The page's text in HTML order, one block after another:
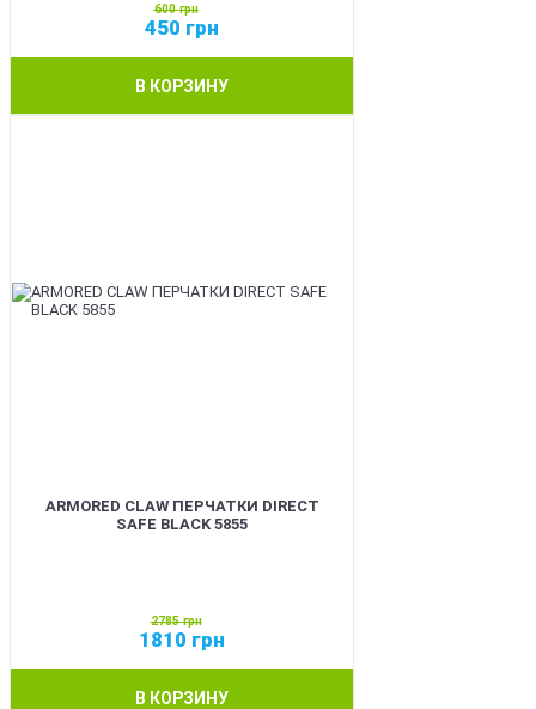
600грн
450 грн
В КОРЗИНУ
ARMORED CLAW ПЕРЧАТКИ DIRECT
SAFE BLACK 5855
2785грн
1810 грн
В КОРЗИНУ